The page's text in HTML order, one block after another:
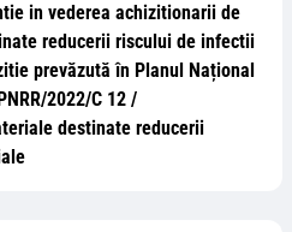
in vederea achizitionarii de
reducerii riscului de infectii
prevăzută în Planul Național
2022/C 12 /
destinate reducerii